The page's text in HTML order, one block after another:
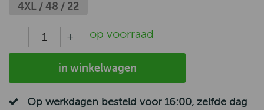
4XL / 48 / 22
op voorraad
in winkelwagen
Op werkdagen besteld voor 16:00, zelfde dag